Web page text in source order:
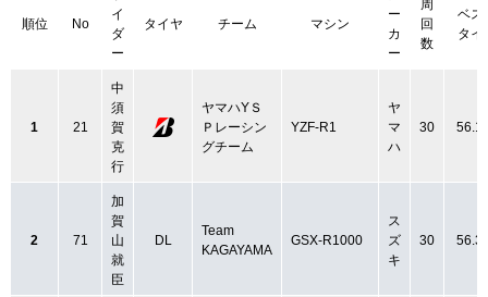
順位 No
イ
ダ
ー
タイヤ チーム マシン
ー
カ
ー
周
回
数
ベス
タイ
1 21
中
須
賀
克
行
ヤマハYＳ
Ｐレーシン
グチーム
YZF-R1
ヤ
マ
ハ
30
2 71
加
賀
山
就
臣
DL
Team
KAGAYAMA
GSX-R1000
ス
ズ
キ
30